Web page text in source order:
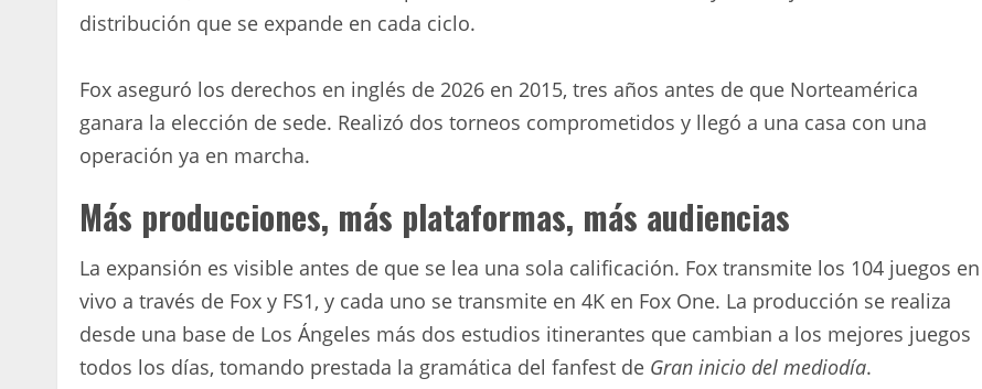
distribución que se expande en cada ciclo.
Fox aseguró los derechos en inglés de 2026 en 2015, tres años antes de que Norteamérica
ganara la elección de sede. Realizó dos torneos comprometidos y llegó a una casa con una
operación ya en marcha.
Más producciones, más plataformas, más audiencias
La expansión es visible antes de que se lea una sola calificación. Fox transmite los 104 juegos en
vivo a través de Fox y FS1, y cada uno se transmite en 4K en Fox One. La producción se realiza
desde una base de Los Ángeles más dos estudios itinerantes que cambian a los mejores juegos
todos los días, tomando prestada la gramática del fanfest de Gran inicio del mediodía.